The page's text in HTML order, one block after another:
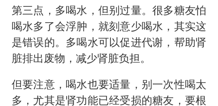
第三点，多喝水，但别过量。很多糖友怕
喝水多了会浮肿，就刻意少喝水，其实这
是错误的。多喝水可以促进代谢，帮助肾
脏排出废物，减少肾脏负担。
但要注意，喝水也要适量，别一次性喝太
多，尤其是肾功能已经受损的糖友，要根